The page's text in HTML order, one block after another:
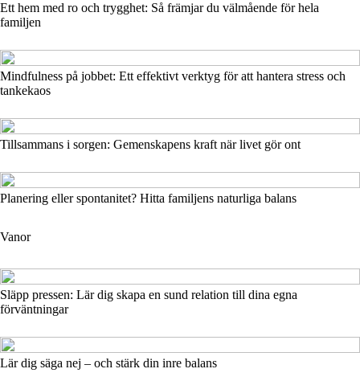
Ett hem med ro och trygghet: Så främjar du välmående för hela
familjen
Mindfulness på jobbet: Ett effektivt verktyg för att hantera stress och
tankekaos
Tillsammans i sorgen: Gemenskapens kraft när livet gör ont
Planering eller spontanitet? Hitta familjens naturliga balans
Vanor
Släpp pressen: Lär dig skapa en sund relation till dina egna
förväntningar
Lär dig säga nej – och stärk din inre balans